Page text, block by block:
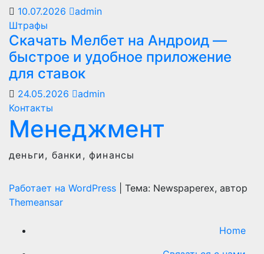
10.07.2026
admin
Штрафы
Скачать Мелбет на Андроид —
быстрое и удобное приложение
для ставок
24.05.2026
admin
Контакты
Менеджмент
деньги, банки, финансы
Работает на WordPress
Тема: Newspaperex, автор
Themeansar
Home